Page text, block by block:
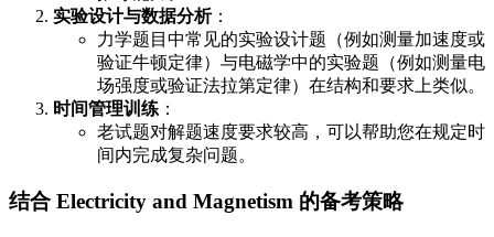
实验设计与数据分析：
力学题目中常见的实验设计题（例如测量加速度或
验证牛顿定律）与电磁学中的实验题（例如测量电
场强度或验证法拉第定律）在结构和要求上类似。
时间管理训练 ：
老试题对解题速度要求较高，可以帮助您在规定时
间内完成复杂问题。
结合 Electricity and Magnetism 的备考策略